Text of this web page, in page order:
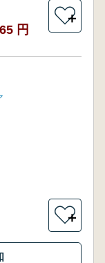
円
＋
＋